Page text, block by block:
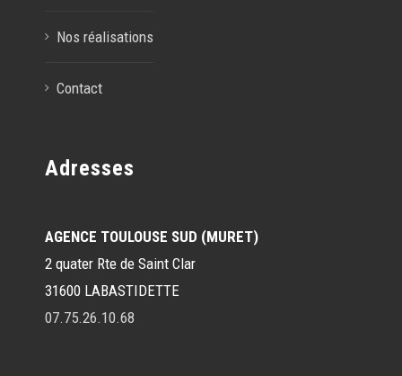
Nos réalisations
Contact
Adresses
AGENCE TOULOUSE SUD (MURET)
2 quater Rte de Saint Clar
31600 LABASTIDETTE
07.75.26.10.68